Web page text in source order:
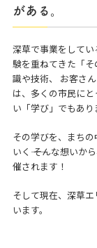
がある。
深草で事業をして
験を重ねてきた「
識や技術、 お客さ
は、多くの市民に
い「学び」でもあり
その学びを、まち
いく―― そんな想いか
催されます！
そして現在、深草
います。